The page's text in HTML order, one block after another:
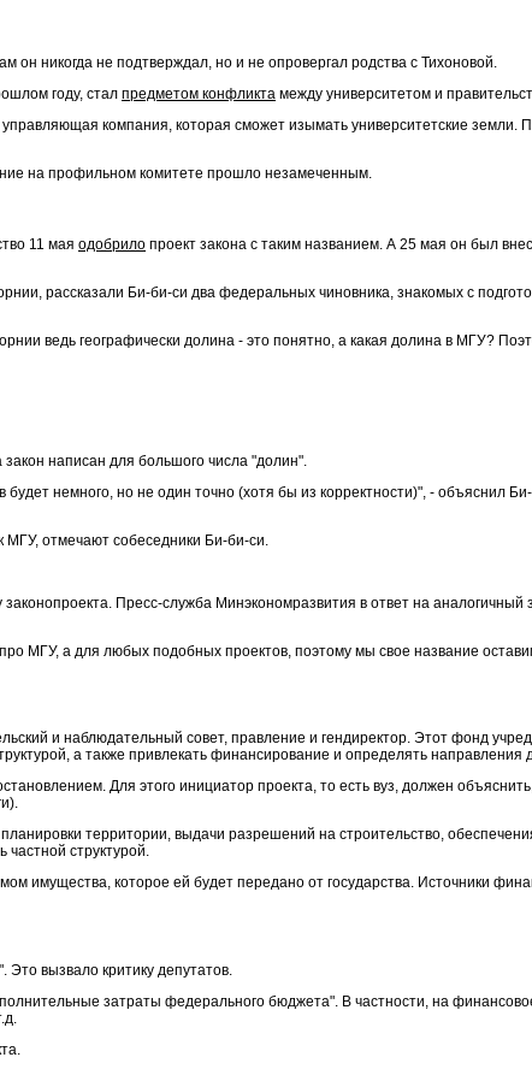
он никогда не подтверждал, но и не опровергал родства с Тихоновой.
году, стал предметом конфликта между университетом и
компания, которая сможет изымать университетские земли.
на профильном комитете прошло незамеченным.
11 мая одобрило проект закона с таким названием. А 25 мая он был
рассказали Би-би-си два федеральных чиновника, знакомых с
ведь географически долина - это понятно, а какая долина в МГУ?
написан для большого числа "долин".
немного, но не один точно (хотя бы из корректности)", - объяснил
отмечают собеседники Би-би-си.
Пресс-служба Минэкономразвития в ответ на
МГУ, а для любых подобных проектов, поэтому мы свое название
и наблюдательный совет, правление и гендиректор. Этот фонд
а также привлекать финансирование и определять направления
Для этого инициатор проекта, то есть вуз, должен
территории, выдачи разрешений на строительство,
структурой.
имущества, которое ей будет передано от государства. Источники
вызвало критику депутатов.
затраты федерального бюджета". В частности, на